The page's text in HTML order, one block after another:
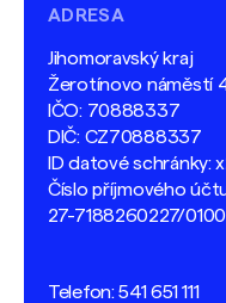
ADRESA
Jihomoravský kraj
Žerotínovo náměstí
IČO: 70888337
DIČ: CZ70888337
ID datové schránky:
Číslo příjmového
27-7188260227/0100
Telefon:541 651 111